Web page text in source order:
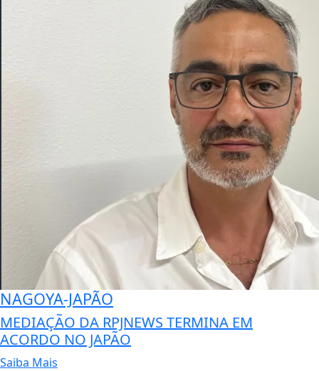
NAGOYA-JAPÃO
MEDIAÇÃO DA RPJNEWS TERMINA EM
ACORDO NO JAPÃO
Saiba Mais